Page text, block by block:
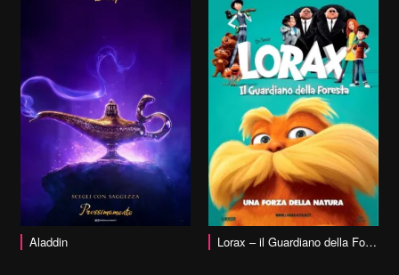
Aladdinvai alla scheda Lorax – il Guardiano della Foresta